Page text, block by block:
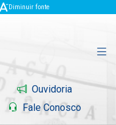
Diminuir fonte
Ouvidoria
Fale Conosco